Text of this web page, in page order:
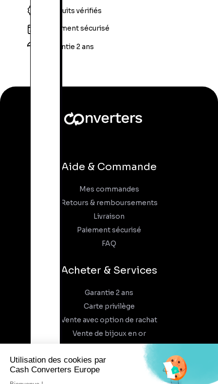
Produits vérifiés
Paiement sécurisé
Garantie 2 ans
Aide & Commande
Mes commandes
Retours & remboursements
Livraison
Paiement sécurisé
FAQ
Acheter & Services
Garantie 2 ans
Carte privilège
Vente avec option de rachat
Vente de bijoux en or
À propos